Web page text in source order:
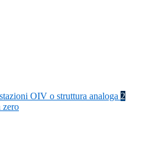
OIV o struttura analoga 2
zero